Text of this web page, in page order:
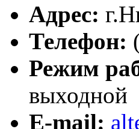
Адрес: г.
Телефон:
Режим
выходной
E-mail: